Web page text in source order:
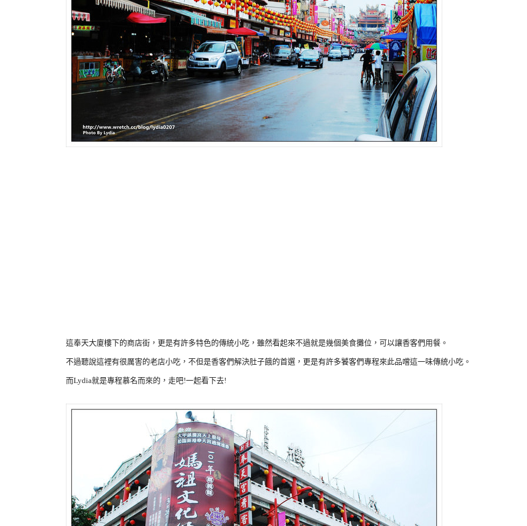
這奉天大廈樓下的商店街，更是有許多特色的傳統小吃，雖然看起來不過就是幾個美食攤位，可以讓香客們用餐。
不過聽說這裡有很厲害的老店小吃，不但是香客們解決肚子餓的首選，更是有許多饕客們專程來此品嚐這一味傳統小吃。
而Lydia就是專程慕名而來的，走吧!一起看下去!